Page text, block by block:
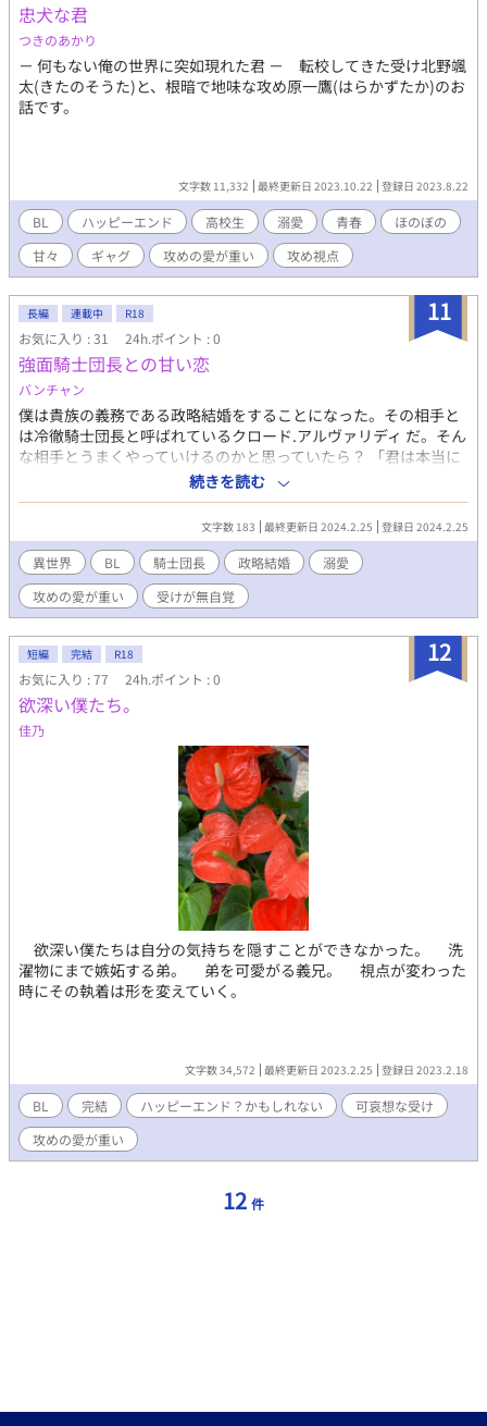
忠犬な君
つきのあかり
－ 何もない俺の世界に突如現れた君 － 転校してきた受け北野颯
太(きたのそうた)と、根暗で地味な攻め原一鷹(はらかずたか)のお
話です。
文字数 11,332 最終更新日 2023.10.22 登録日 2023.8.22
BL ハッピーエンド 高校生 溺愛 青春
ほのぼの
甘々
ギャグ 攻めの愛が重い 攻め視点
11
長編 連載中 R18
お気に入り : 31 24h.ポイント : 0
強面騎士団長との甘い恋
バンチャン
僕は貴族の義務である政略結婚をすることになった。その相手と
は冷徹騎士団長と呼ばれているクロード.アルヴァリディ だ。そん
な相手とうまくやっていけるのかと思っていたら？ 「君は本当に
可愛いな」 あれ？冷徹な騎士団長はどこに？ 僕なんで溺愛されて
るの？ 政略結婚？によって結婚した無自覚美人公爵令息と王弟の
冷徹？強面騎士団長のお話です。 初めて描く作品なので下手でも
見守っていてください。アドバイスや意見待っています。
続きを読む
文字数 183 最終更新日 2024.2.25 登録日 2024.2.25
異世界 BL 騎士団長 政略結婚
溺愛
攻めの愛が重い
受けが無自覚
12
短編 完結 R18
お気に入り : 77 24h.ポイント : 0
欲深い僕たち。
佳乃
欲深い僕たちは自分の気持ちを隠すことができなかった。 洗
濯物にまで嫉妬する弟。 弟を可愛がる義兄。 視点が変わった
時にその執着は形を変えていく。
文字数 34,572 最終更新日 2023.2.25 登録日 2023.2.18
BL 完結 ハッピーエンド？かもしれない
可哀想な受け
攻めの愛が重い
12 件